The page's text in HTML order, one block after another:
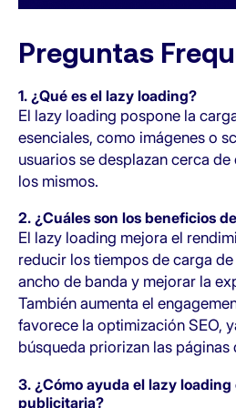
Preguntas
1. ¿Qué es el lazy loading?
El lazy loading pospone la
esenciales, como imágenes o
usuarios se desplazan cerca
los mismos.
2. ¿Cuáles son los beneficios
El lazy loading mejora el
reducir los tiempos de carga
ancho de banda y mejorar la
También aumenta el
favorece la optimización SEO,
búsqueda priorizan las páginas
3. ¿Cómo ayuda el lazy
publicitaria?